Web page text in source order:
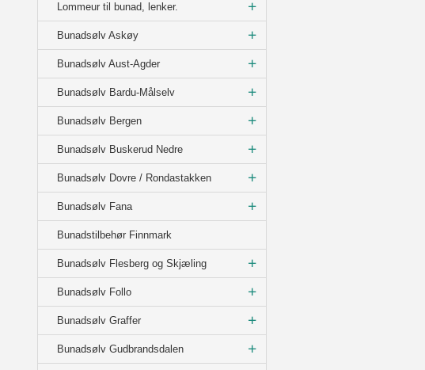
Lommeur til bunad, lenker.
Bunadsølv Askøy
Bunadsølv Aust-Agder
Bunadsølv Bardu-Målselv
Bunadsølv Bergen
Bunadsølv Buskerud Nedre
Bunadsølv Dovre / Rondastakken
Bunadsølv Fana
Bunadstilbehør Finnmark
Bunadsølv Flesberg og Skjæling
Bunadsølv Follo
Bunadsølv Graffer
Bunadsølv Gudbrandsdalen